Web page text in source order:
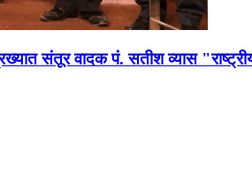
संतूर वादक पं. सतीश व्यास